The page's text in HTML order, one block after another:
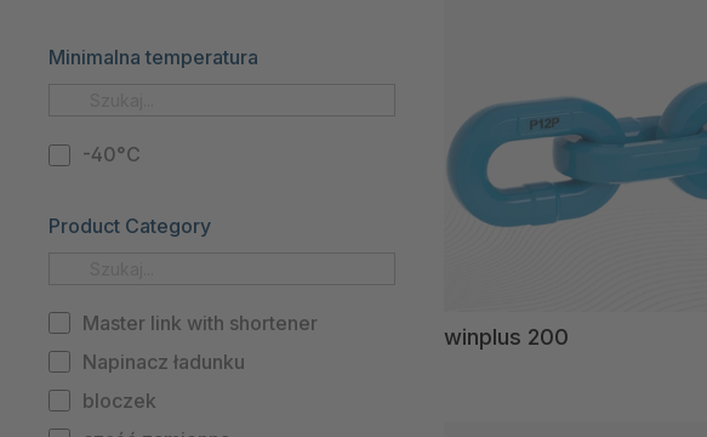
Minimalna temperatura
-40°C
Product Category
Master link with shortener
Napinacz ładunku
bloczek
winplus 200